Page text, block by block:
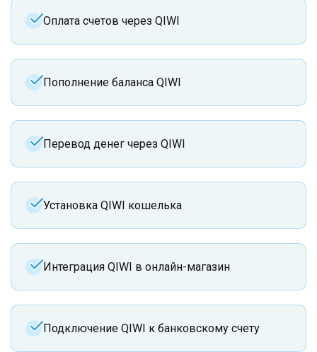
Оплата счетов через QIWI
Пополнение баланса QIWI
Перевод денег через QIWI
Установка QIWI кошелька
Интеграция QIWI в онлайн-магазин
Подключение QIWI к банковскому счету